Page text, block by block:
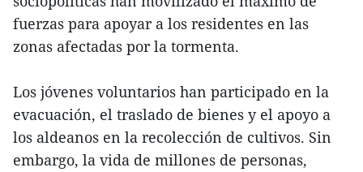
fuerzas para apoyar a los residentes en las
zonas afectadas por la tormenta.
Los jóvenes voluntarios han participado en la
evacuación, el traslado de bienes y el apoyo a
los aldeanos en la recolección de cultivos. Sin
embargo, la vida de millones de personas,